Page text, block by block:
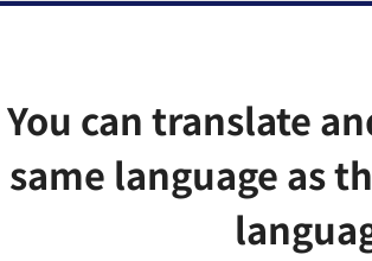
You can translate
same language as
定を締結しました
援
会議所の支援策）
備等導入計画の認定について